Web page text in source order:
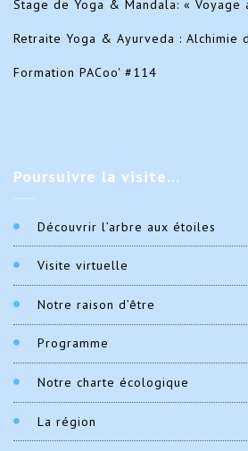
Stage de Yoga & Mandala: «
Retraite Yoga & Ayurveda : Alchimie
Formation PACoo' #114
Poursuivre la visite…
Découvrir l’arbre aux étoiles
Visite virtuelle
Notre raison d’être
Programme
Notre charte écologique
La région